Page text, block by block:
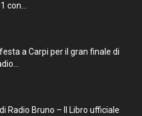
con...
a Carpi per il gran finale di
Radio Bruno – Il Libro ufficiale